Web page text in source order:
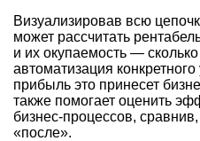
Визуализировав всю
может рассчитать
и их окупаемость —
автоматизация
прибыль это принесет
также помогает оценить
бизнес-процессов,
«после».